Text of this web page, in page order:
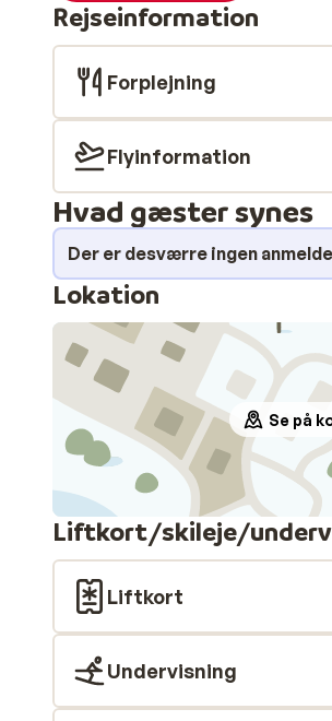
Rejseinformation
Forplejning
Flyinformation
Hvad gæster synes
Der er desværre ingen
Lokation
Se på
Liftkort/skileje/
Liftkort
Undervisning